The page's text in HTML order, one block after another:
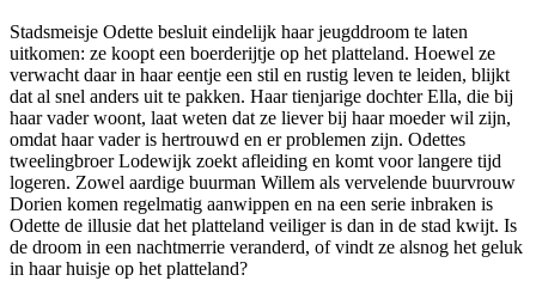
Stadsmeisje Odette besluit eindelijk haar jeugddroom te laten
uitkomen: ze koopt een boerderijtje op het platteland. Hoewel ze
verwacht daar in haar eentje een stil en rustig leven te leiden, blijkt
dat al snel anders uit te pakken. Haar tienjarige dochter Ella, die bij
haar vader woont, laat weten dat ze liever bij haar moeder wil zijn,
omdat haar vader is hertrouwd en er problemen zijn. Odettes
tweelingbroer Lodewijk zoekt afleiding en komt voor langere tijd
logeren. Zowel aardige buurman Willem als vervelende buurvrouw
Dorien komen regelmatig aanwippen en na een serie inbraken is
Odette de illusie dat het platteland veiliger is dan in de stad kwijt. Is
de droom in een nachtmerrie veranderd, of vindt ze alsnog het geluk
in haar huisje op het platteland?